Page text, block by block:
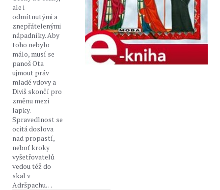
ale i
odmítnutými a
znepřátelenými
nápadníky. Aby
toho nebylo
málo, musí se
panoš Ota
ujmout práv
mladé vdovy a
Diviš skončí pro
změnu mezi
lapky.
Spravedlnost se
ocitá doslova
nad propastí,
neboť kroky
vyšetřovatelů
vedou též do
skal v
Adršpachu…